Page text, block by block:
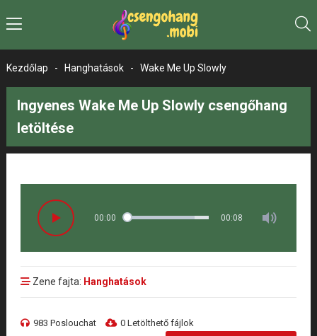
Kezdőlap - Hanghatások - Wake Me Up Slowly
Ingyenes Wake Me Up Slowly csengőhang
letöltése
00:00 00:08
Zene fajta: Hanghatások
983 Poslouchat 0 Letölthető fájlok